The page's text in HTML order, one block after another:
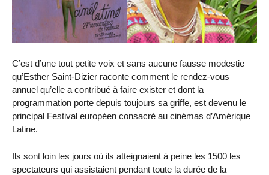
C’est d’une tout petite voix et sans aucune fausse modestie
qu’Esther Saint-Dizier raconte comment le rendez-vous
annuel qu’elle a contribué à faire exister et dont la
programmation porte depuis toujours sa griffe, est devenu le
principal Festival européen consacré au cinémas d’Amérique
Latine.
Ils sont loin les jours où ils atteignaient à peine les 1500 les
spectateurs qui assistaient pendant toute la durée de la